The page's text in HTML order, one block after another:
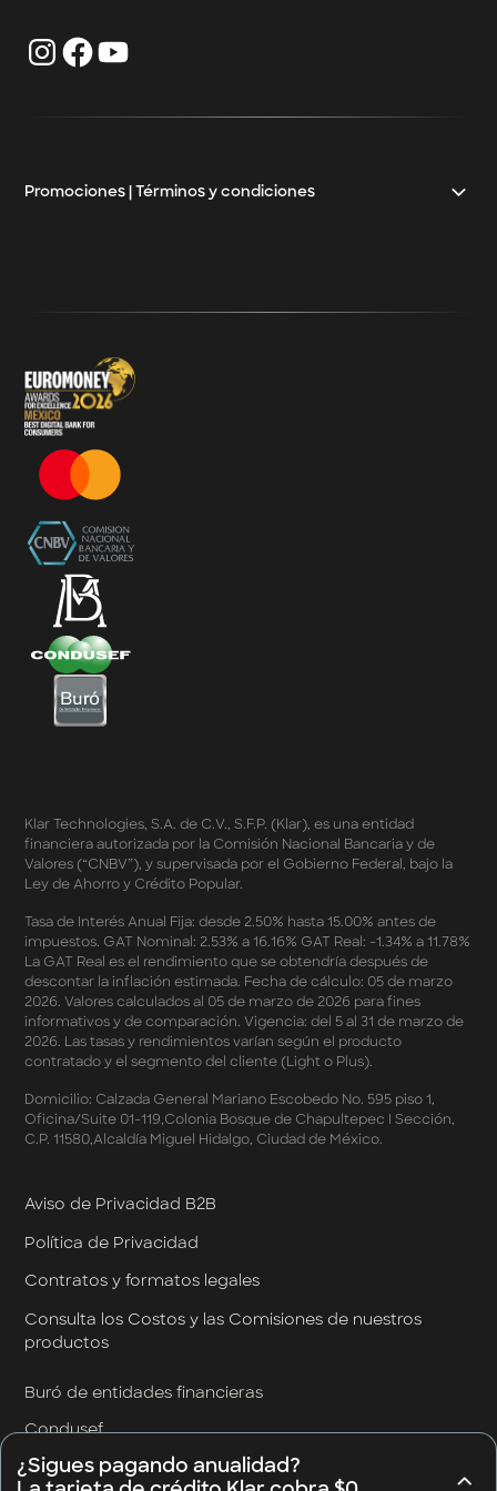
¿Sigues pagando anualidad?
Inversiones empresariales
Klar Empresarial CAT
Promociones | Términos y condiciones
Términos y Condiciones - SplitK Tarjeta de Crédito No
Términos y Condiciones – Acceso a Klar Plus sin costo
Términos y Condiciones – 20% Cashback en
supermercados participantes
Términos y Condiciones Juegos de Mexico 2026
Términos y Condiciones - Amazon Prime Day 2026
Términos y Condiciones – Diferimiento de Compras
con 0% de Interés Desde App
Términos y Condiciones de Beneficios Uber Card
Powered by Klar
Klarfest - Mayo 2026
Klarfest - Día de las Madres 2026
Compra Mínima Klar Plus - SplitK 0% - Cashback
Starbucks 50% - Cashback 20% Décima Compra
Términos y Condiciones - Cashback Primera Compra
en Apple Pay
Términos y Condiciones - Mastercard te lleva a la
Términos y Condiciones – Fechas Dobles “3 de 3” 2026
Mercado Libre
Términos y Condiciones - Reducción Tasa de Interés en
Términos y Condiciones - Apartados - Tasas
Preferentes Febrero 2026
Términos y Condiciones - Programa de Cashback
AWIN
Pago de Servicios a MSI – Supermercados Enero -
Marzo 2026
Términos y Condiciones - Meses Sin Intereses y SplitK
Cashback
Términos y Condiciones Aplicables a la Tarjeta de
Apartados
Mastercard
Términos y Condiciones de Klar Plus
Términos y Condiciones - Rendimiento Preferencial en
Cuentas Empresariales
Términos y Condiciones de Promociones de Klar
Términos y Condiciones de Promociones de Klar
Empresarial por Designación
Klar Technologies, S.A. de C.V., S.F.P. (Klar), es una entidad
financiera autorizada por la Comisión Nacional Bancaria y de
Valores (“CNBV”), y supervisada por el Gobierno Federal, bajo la
Ley de Ahorro y Crédito Popular.
Tasa de Interés Anual Fija: desde 2.50% hasta 15.00% antes de
impuestos. GAT Nominal: 2.53% a 16.16% GAT Real: -1.34% a 11.78%
La GAT Real es el rendimiento que se obtendría después de
descontar la inflación estimada. Fecha de cálculo: 05 de marzo
2026. Valores calculados al 05 de marzo de 2026 para fines
informativos y de comparación. Vigencia: del 5 al 31 de marzo de
2026. Las tasas y rendimientos varían según el producto
contratado y el segmento del cliente (Light o Plus).
Domicilio: Calzada General Mariano Escobedo No. 595 piso 1,
Oficina/Suite 01-119,Colonia Bosque de Chapultepec I Sección,
C.P. 11580,Alcaldía Miguel Hidalgo, Ciudad de México.
Aviso de Privacidad B2B
Política de Privacidad
Contratos y formatos legales
Consulta los Costos y las Comisiones de nuestros
productos
Buró de entidades financieras
Condusef
CNBV